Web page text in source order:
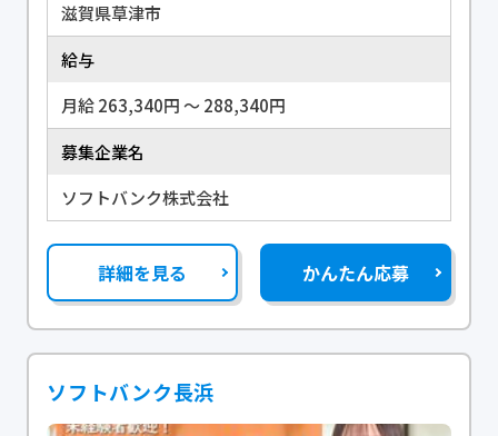
滋賀県草津市
給与
月給 263,340円 〜 288,340円
募集企業名
ソフトバンク株式会社
詳細を見る かんたん応募
ソフトバンク長浜